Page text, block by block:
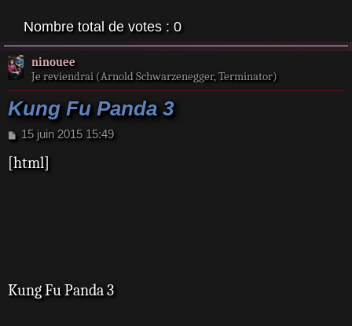
Nombre total de votes : 0
ninouee
Je reviendrai (Arnold Schwarzenegger, Terminator)
Kung Fu Panda 3
M
s
15 juin 2015 15:49
[html]
Kung Fu Panda 3